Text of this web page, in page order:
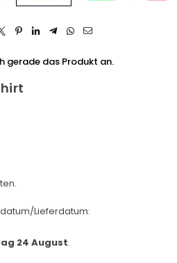
gerade das Produkt an.
Lieferdatum:
24 August.